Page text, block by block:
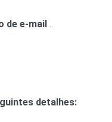
de e-mail .
detalhes: